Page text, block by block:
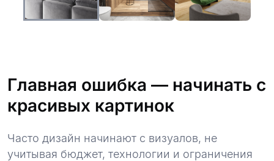
Главная ошибка — начинать с
красивых картинок
Часто дизайн начинают с визуалов, не
учитывая бюджет, технологии и ограничения